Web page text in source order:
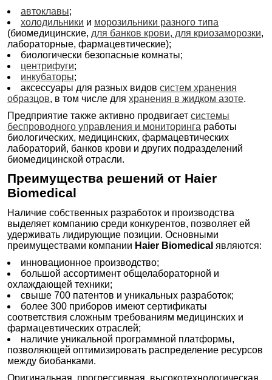
автоклавы;
холодильники и морозильники разного типа
(биомедицинские, для банков крови, для криозаморозки,
лабораторные, фармацевтические);
биологически безопасные комнаты;
центрифуги;
инкубаторы;
аксессуары для разных видов систем хранения
образцов, в том числе для хранения в жидком азоте.
Предприятие также активно продвигает системы
беспроводного управления и мониторинга работы
биологических, медицинских, фармацевтических
лабораторий, банков крови и других подразделений
биомедицинской отрасли.
Преимущества решений от Haier
Biomedical
Наличие собственных разработок и производства
выделяет компанию среди конкурентов, позволяет ей
удерживать лидирующие позиции. Основными
преимуществами компании Haier Biomedical являются:
инновационное производство;
большой ассортимент общелабораторной и
охлаждающей техники;
свыше 700 патентов и уникальных разработок;
более 300 приборов имеют сертификаты
соответствия сложным требованиям медицинских и
фармацевтических отраслей;
наличие уникальной программной платформы,
позволяющей оптимизировать распределение ресурсов
между биобанками.
Оригинальная, прогрессивная, высокотехнологическая